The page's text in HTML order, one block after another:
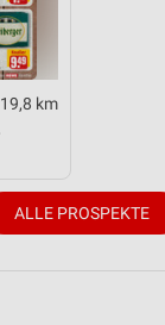
19,8 km
ALLE PROSPEKTE